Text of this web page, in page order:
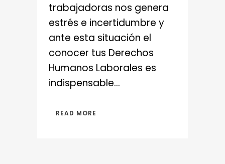
trabajadoras nos genera
estrés e incertidumbre y
ante esta situación el
conocer tus Derechos
Humanos Laborales es
indispensable...
READ MORE